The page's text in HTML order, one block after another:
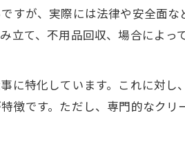
ビスで家事負担が軽減できる
分も便利屋なら一括依頼可能
幅広いサービス事例を紹介
利屋による細やかな対応が魅力
すが、実際には法律や安全面
て、不用品回収、場合によ
特化しています。これに対
です。ただし、専門的なク